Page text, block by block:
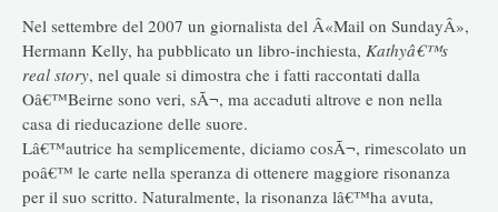
Nel settembre del 2007 un giornalista del Â«Mail on SundayÂ»,
Hermann Kelly, ha pubblicato un libro-inchiesta, Kathyâ€™s
real story, nel quale si dimostra che i fatti raccontati dalla
Oâ€™Beirne sono veri, sÃ¬, ma accaduti altrove e non nella
casa di rieducazione delle suore.
Lâ€™autrice ha semplicemente, diciamo cosÃ¬, rimescolato un
poâ€™ le carte nella speranza di ottenere maggiore risonanza
per il suo scritto. Naturalmente, la risonanza lâ€™ha avuta,